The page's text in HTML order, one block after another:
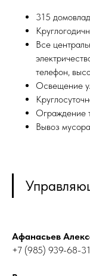
315
Все
телефон,
Освещение
Ограждение
Вывоз
Афанасьев
+7 (985) 939-68-31